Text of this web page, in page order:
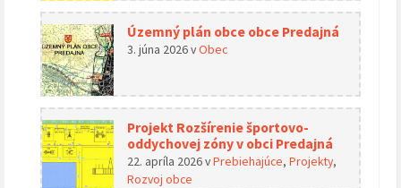
Územný plán obce obce Predajná
3. júna 2026vObec
Projekt Rozšírenie športovo-
oddychovej zóny v obci Predajná
22. apríla 2026vPrebiehajúce, Projekty,
Rozvoj obce